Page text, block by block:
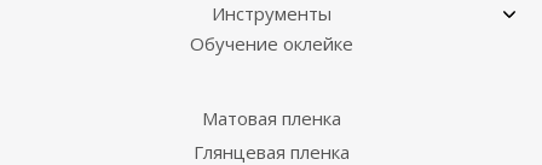
Инструменты
Обучение оклейке
Матовая пленка
Глянцевая пленка